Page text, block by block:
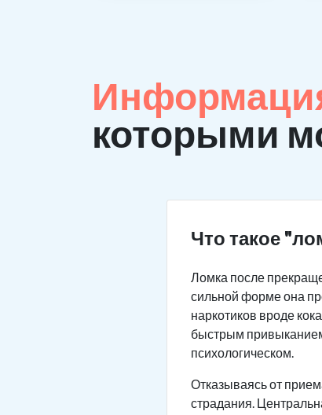
которыми
Что такое
Ломка после
сильной форме она
наркотиков вроде
быстрым привыканием
психологическом.
Отказываясь от
страдания.